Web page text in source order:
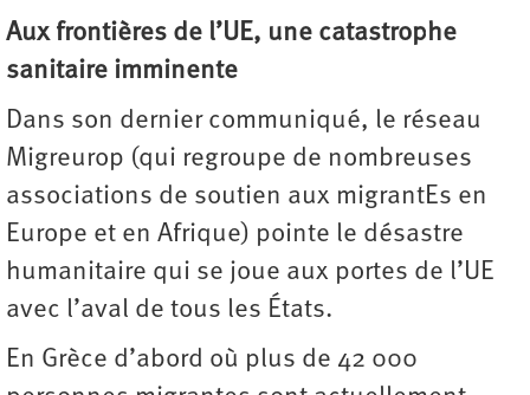
Aux frontières de l’UE, une catastrophe
sanitaire imminente
Dans son dernier communiqué, le réseau
Migreurop (qui regroupe de nombreuses
associations de soutien aux migrantEs en
Europe et en Afrique) pointe le désastre
humanitaire qui se joue aux portes de l’UE
avec l’aval de tous les États.
En Grèce d’abord où plus de 42 000